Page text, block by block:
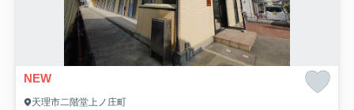
NEW
天理市二階堂上ノ庄町